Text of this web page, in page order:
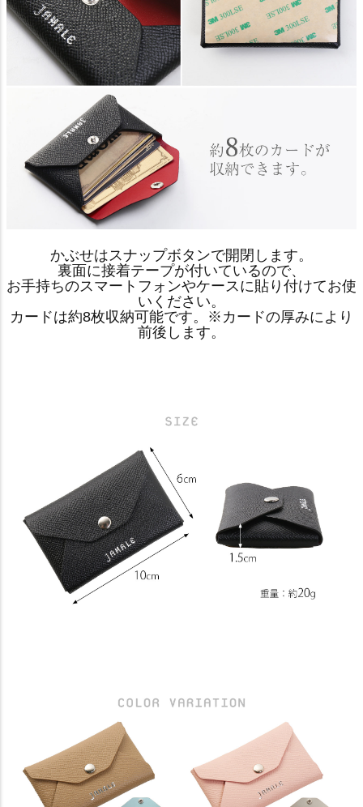
かぶせはスナップボタンで開閉します。
裏面に接着テープが付いているので、
お手持ちのスマートフォンやケースに貼り付けてお使
いください。
カードは約8枚収納可能です。※カードの厚みにより
前後します。